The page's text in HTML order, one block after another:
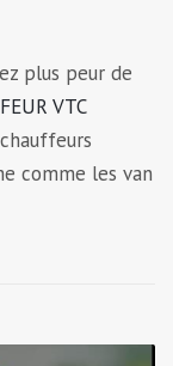
plus peur de
VTC
comme les van